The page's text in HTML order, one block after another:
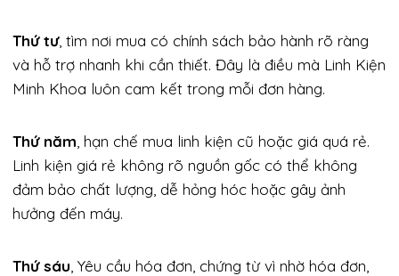
Thứ tư, tìm nơi mua có chính sách bảo hành rõ ràng
và hỗ trợ nhanh khi cần thiết. Đây là điều mà Linh Kiện
Minh Khoa luôn cam kết trong mỗi đơn hàng.
Thứ năm , hạn chế mua linh kiện cũ hoặc giá quá rẻ.
Linh kiện giá rẻ không rõ nguồn gốc có thể không
đảm bảo chất lượng, dễ hỏng hóc hoặc gây ảnh
hưởng đến máy.
Thứ sáu , Yêu cầu hóa đơn, chứng từ vì nhờ hóa đơn,